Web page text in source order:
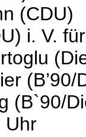
(CDU)
i. V.
(B`90/
Uhr